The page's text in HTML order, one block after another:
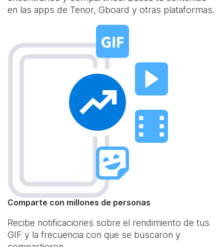
en las apps de Tenor, Gboard y otras plataformas.
Comparte con millones de personas
Recibe notificaciones sobre el rendimiento de tus
GIF y la frecuencia con que se buscaron y